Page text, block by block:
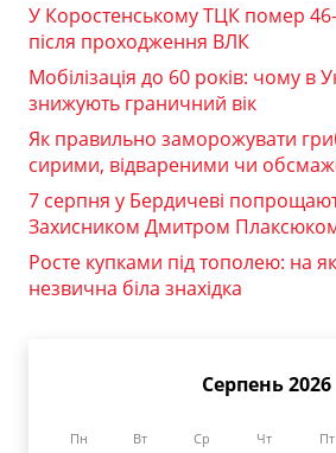
У Коростенському ТЦК помер
після проходження ВЛК
Мобілізація до 60 років: чому в
знижують граничний вік
Як правильно заморожувати
сирими, відвареними чи
7 серпня у Бердичеві
Захисником Дмитром
Росте купками під тополею: на
незвична біла знахідка
Серпень 2026
Пн Вт Ср Чт Пт